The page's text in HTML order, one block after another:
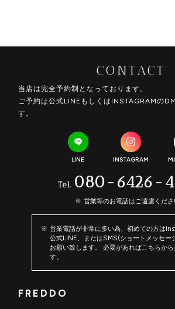
CONTACT
当店は完全予約制となっております。
ご予約は公式LINEもしくはINSTAGRAMの
す。
LINE INSTAGRAM
Tel. 080-6426-
営業等のお電話はご遠慮くださ
営業電話が非常に多い為、初めての方は
公式LINE、またはSMS(ショートメッセー
お願い致します。 必要があればこちらか
す。
FREDDO